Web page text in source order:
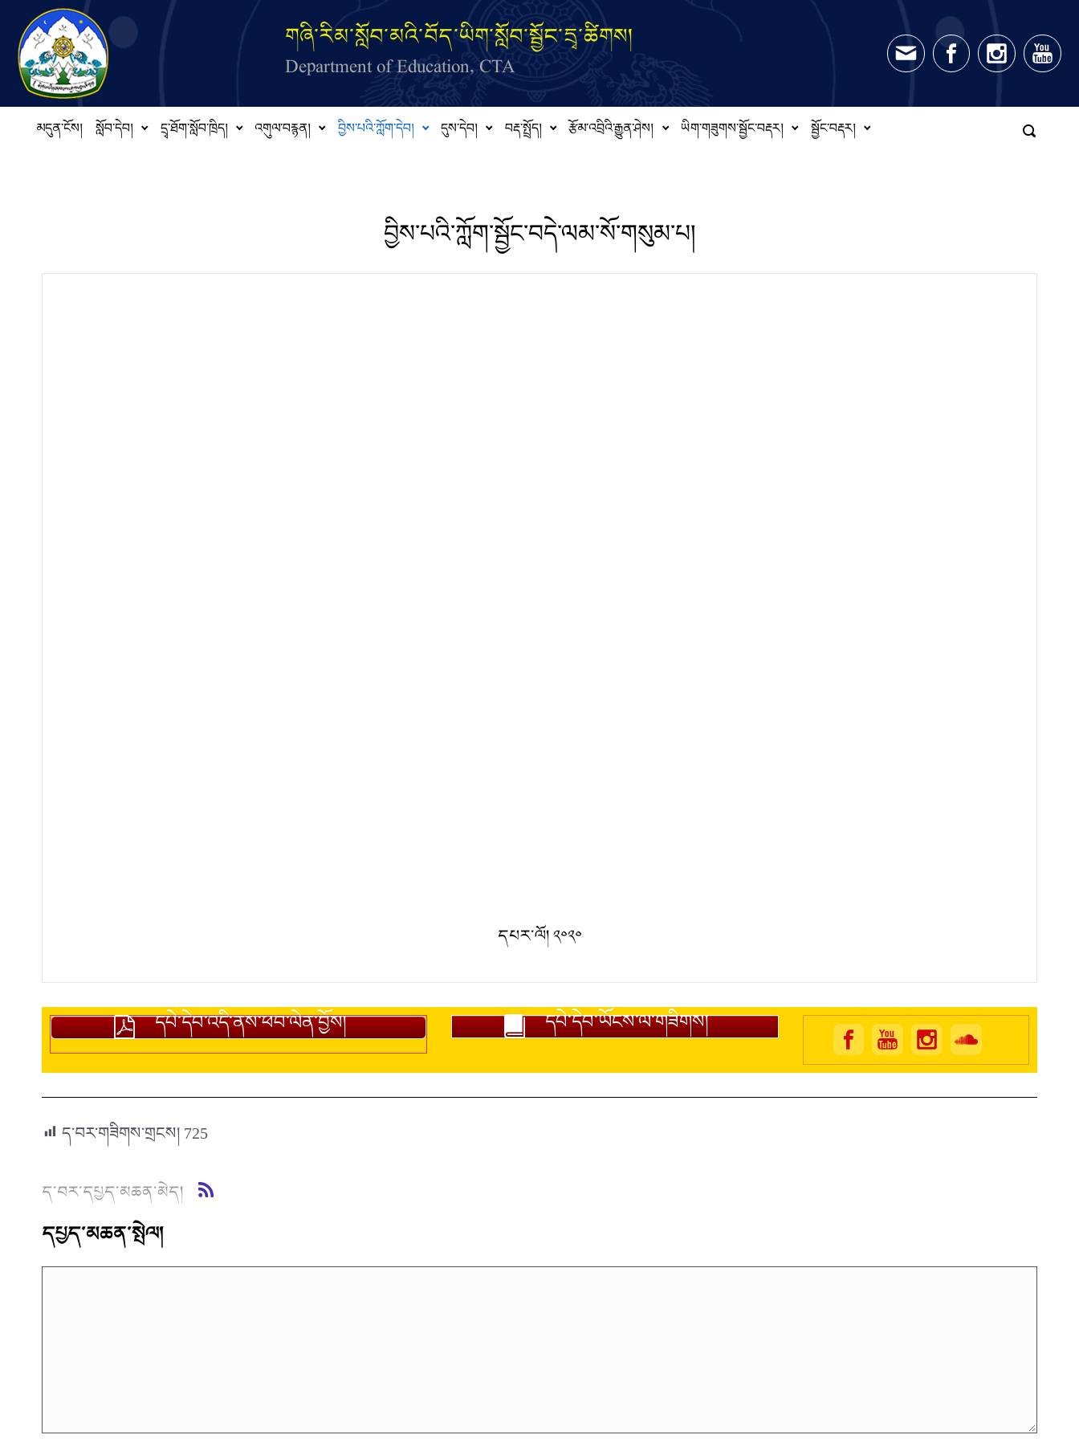
Skip to main content
གཞི་རིམ་སློབ་མའི་བོད་ཡིག་སློབ་སྦྱོང་དྲྭ་ཚིགས།
Department of Education, CTA
མདུན་ངོས། སློབ་དེབ། དྲྭ་ཐོག་སློབ་ཁྲིད། འགུལ་བརྙན། བྱིས་པའི་ཀློག་དེབ། དུས་དེབ། བརྡ་སྤྲོད། རྩོམ་འབྲིའི་རྒྱུན་ཤེས། ཡིག་གཟུགས་སྦྱོང་བརྡར། སྦྱོང་བརྡར།
བྱིས་པའི་ཀློག་སྦྱོང་བདེ་ལམ་སོ་གསུམ་པ།
དཔར་ལོ། ༢༠༢༠
དཔེ་དེབ་འདི་ནས་ཕབ་ལེན་བྱོས། དཔེ་དེབ་ཡོངས་ལ་གཟིགས།
ད་བར་གཟིགས་གྲངས།725
ད་བར་དཔྱད་མཆན་མེད།
དཔྱད་མཆན་སྤེལ།